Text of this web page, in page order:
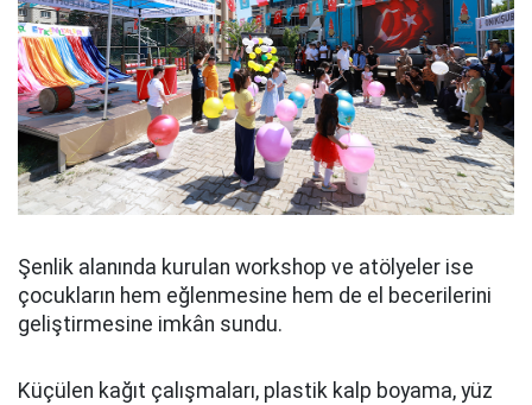
Şenlik alanında kurulan workshop ve atölyeler ise
çocukların hem eğlenmesine hem de el becerilerini
geliştirmesine imkân sundu.
Küçülen kağıt çalışmaları, plastik kalp boyama, yüz